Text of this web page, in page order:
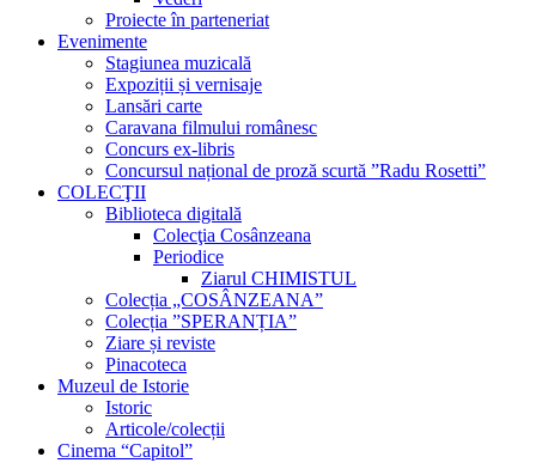
Proiecte în parteneriat
Evenimente
Stagiunea muzicală
Expoziții și vernisaje
Lansări carte
Caravana filmului românesc
Concurs ex-libris
Concursul național de proză scurtă ”Radu Rosetti”
COLECŢII
Biblioteca digitală
Colecţia Cosânzeana
Periodice
Ziarul CHIMISTUL
Colecția „COSÂNZEANA”
Colecția ”SPERANȚIA”
Ziare și reviste
Pinacoteca
Muzeul de Istorie
Istoric
Articole/colecții
Cinema “Capitol”